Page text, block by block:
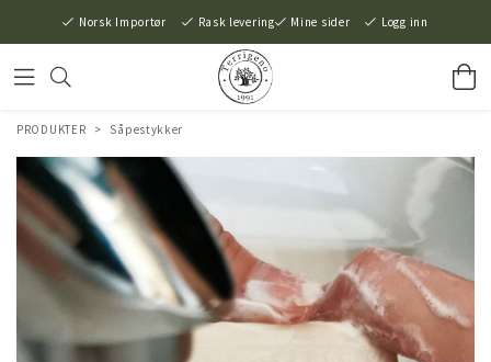
Norsk Importør Rask levering Mine sider Logg inn
PRODUKTER > Såpestykker